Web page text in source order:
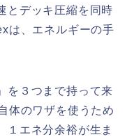
とデッキ圧縮を同時
は、エネルギーの手
を３つまで持って来
体のワザを使うため
１エネ分余裕が生ま